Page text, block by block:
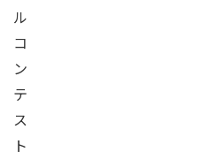
ル
コ
ン
テ
ス
ト